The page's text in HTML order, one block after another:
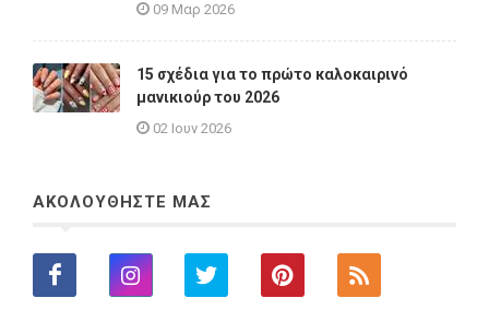
09 Μαρ 2026
15 σχέδια για το πρώτο καλοκαιρινό
μανικιούρ του 2026
02 Ιουν 2026
ΑΚΟΛΟΥΘΗΣΤΕ ΜΑΣ